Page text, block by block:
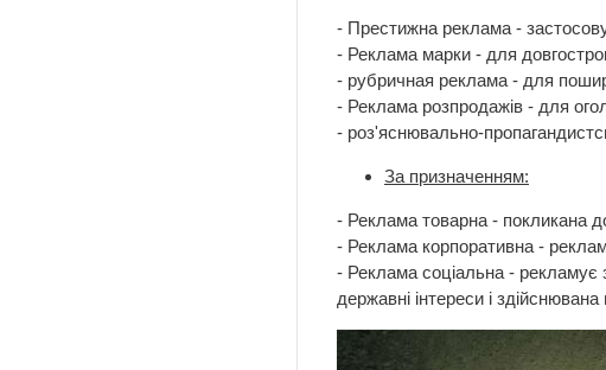
- Престижна реклама -
- Реклама марки - для
- рубричная реклама - для
- Реклама розпродажів - для
- роз'яснювально-
За призначенням:
- Реклама товарна - покликана
- Реклама корпоративна -
- Реклама соціальна - рекламує
державні інтереси і